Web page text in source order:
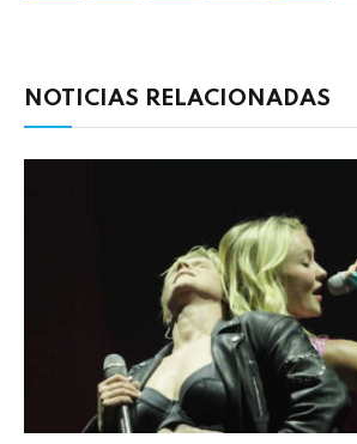
NOTICIAS RELACIONADAS